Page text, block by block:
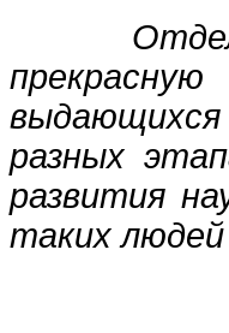
разных
развития
таких